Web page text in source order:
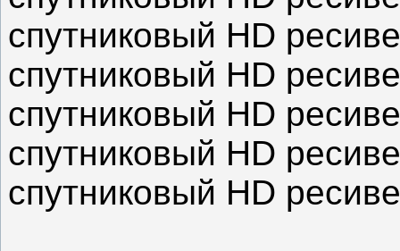
спутниковый HD
спутниковый HD
спутниковый HD
спутниковый HD
спутниковый HD